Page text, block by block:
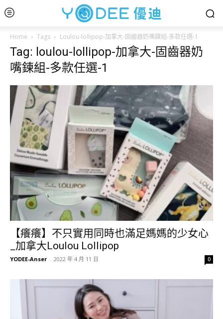
Home Tags Loulou-lollipop-加拿大-固齒器奶嘴鍊組-多款任選-1
Tag: loulou-lollipop-加拿大-固齒器奶
嘴鍊組-多款任選-1
【癢癢】不只實用同時也滿足媽媽的少女心
_加拿大Loulou Lollipop
YODEE-Anser - 2022 年 4 月 11 日 0